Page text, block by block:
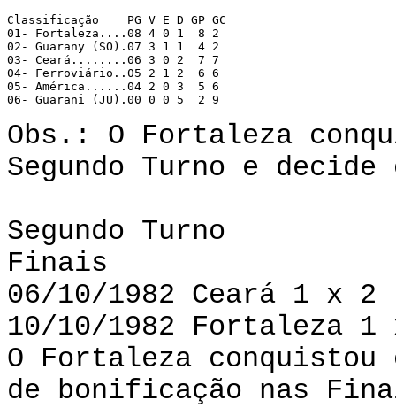
Classificação 	 PG V E D GP GC
01- Fortaleza....08 4 0 1  8 2
02- Guarany (SO).07 3 1 1  4 2
03- Ceará........06 3 0 2  7 7
04- Ferroviário..05 2 1 2  6 6
05- América......04 2 0 3  5 6
06- Guarani (JU).00 0 0 5  2 9
Obs.: O Fortaleza
Segundo Turno e
Segundo Turno
Finais
06/10/1982 Ceará 1 x 2
10/10/1982 Fortaleza 1
O Fortaleza conquistou
de bonificação nas